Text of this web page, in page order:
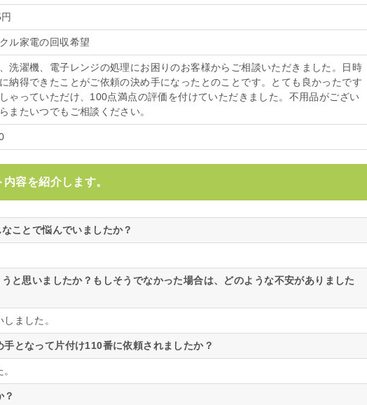
ル家電の回収希望
洗濯機、電子レンジの処理にお困りのお客様からご相談いただきました。日時
納得できたことがご依頼の決め手になったとのことです。とても良かったです
ゃっていただけ、100点満点の評価を付けていただきました。不用品がござい
またいつでもご相談ください。
容を紹介します。
ことで悩んでいましたか？
と思いましたか？もしそうでなかった場合は、どのような不安がありました
ました。
となって片付け110番に依頼されましたか？
？